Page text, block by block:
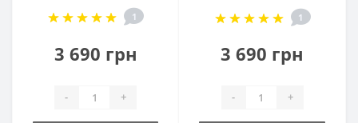
1
3 690 грн
- +
1
3 690 грн
- +